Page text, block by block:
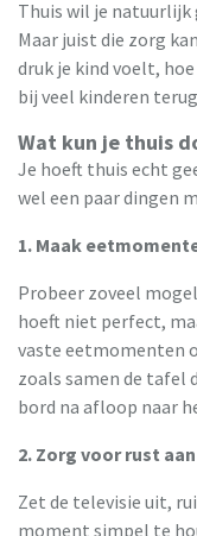
Thuis wil je natuurlijk
Maar juist die zorg
druk je kind voelt,
bij veel kinderen
Wat kun je thuis
Je hoeft thuis echt
wel een paar dingen
1. Maak
Probeer zoveel
hoeft niet perfect,
vaste eetmomenten
zoals samen de tafel
bord na afloop naar
2. Zorg voor rust
Zet de televisie uit,
moment simpel te